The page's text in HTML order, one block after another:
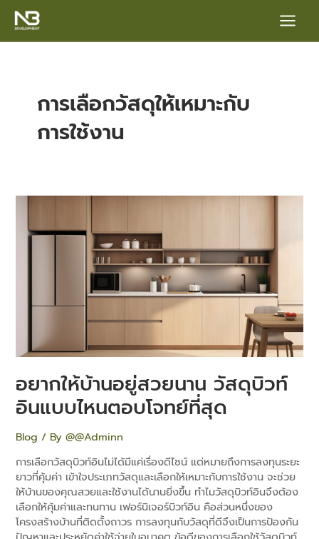
Main
Menu
การเลือกวัสดุให้เหมาะกับ
การใช้งาน
อยากให้บ้านอยู่สวยนาน วัสดุบิวท์
อินแบบไหนตอบโจทย์ที่สุด
Blog / By@@Adminn
การเลือกวัสดุบิวท์อินไม่ได้มีแค่เรื่องดีไซน์ แต่หมายถึงการลงทุนระยะ
ยาวที่คุ้มค่า เข้าใจประเภทวัสดุและเลือกให้เหมาะกับการใช้งาน จะช่วย
ให้บ้านของคุณสวยและใช้งานได้นานยิ่งขึ้น ทำไมวัสดุบิวท์อินจึงต้อง
เลือกให้คุ้มค่าและทนทาน เฟอร์นิเจอร์บิวท์อิน คือส่วนหนึ่งของ
โครงสร้างบ้านที่ติดตั้งถาวร การลงทุนกับวัสดุที่ดีจึงเป็นการป้องกัน
อยาก
บ้าน
อิน
ไหน
ตอบ
โจทย์